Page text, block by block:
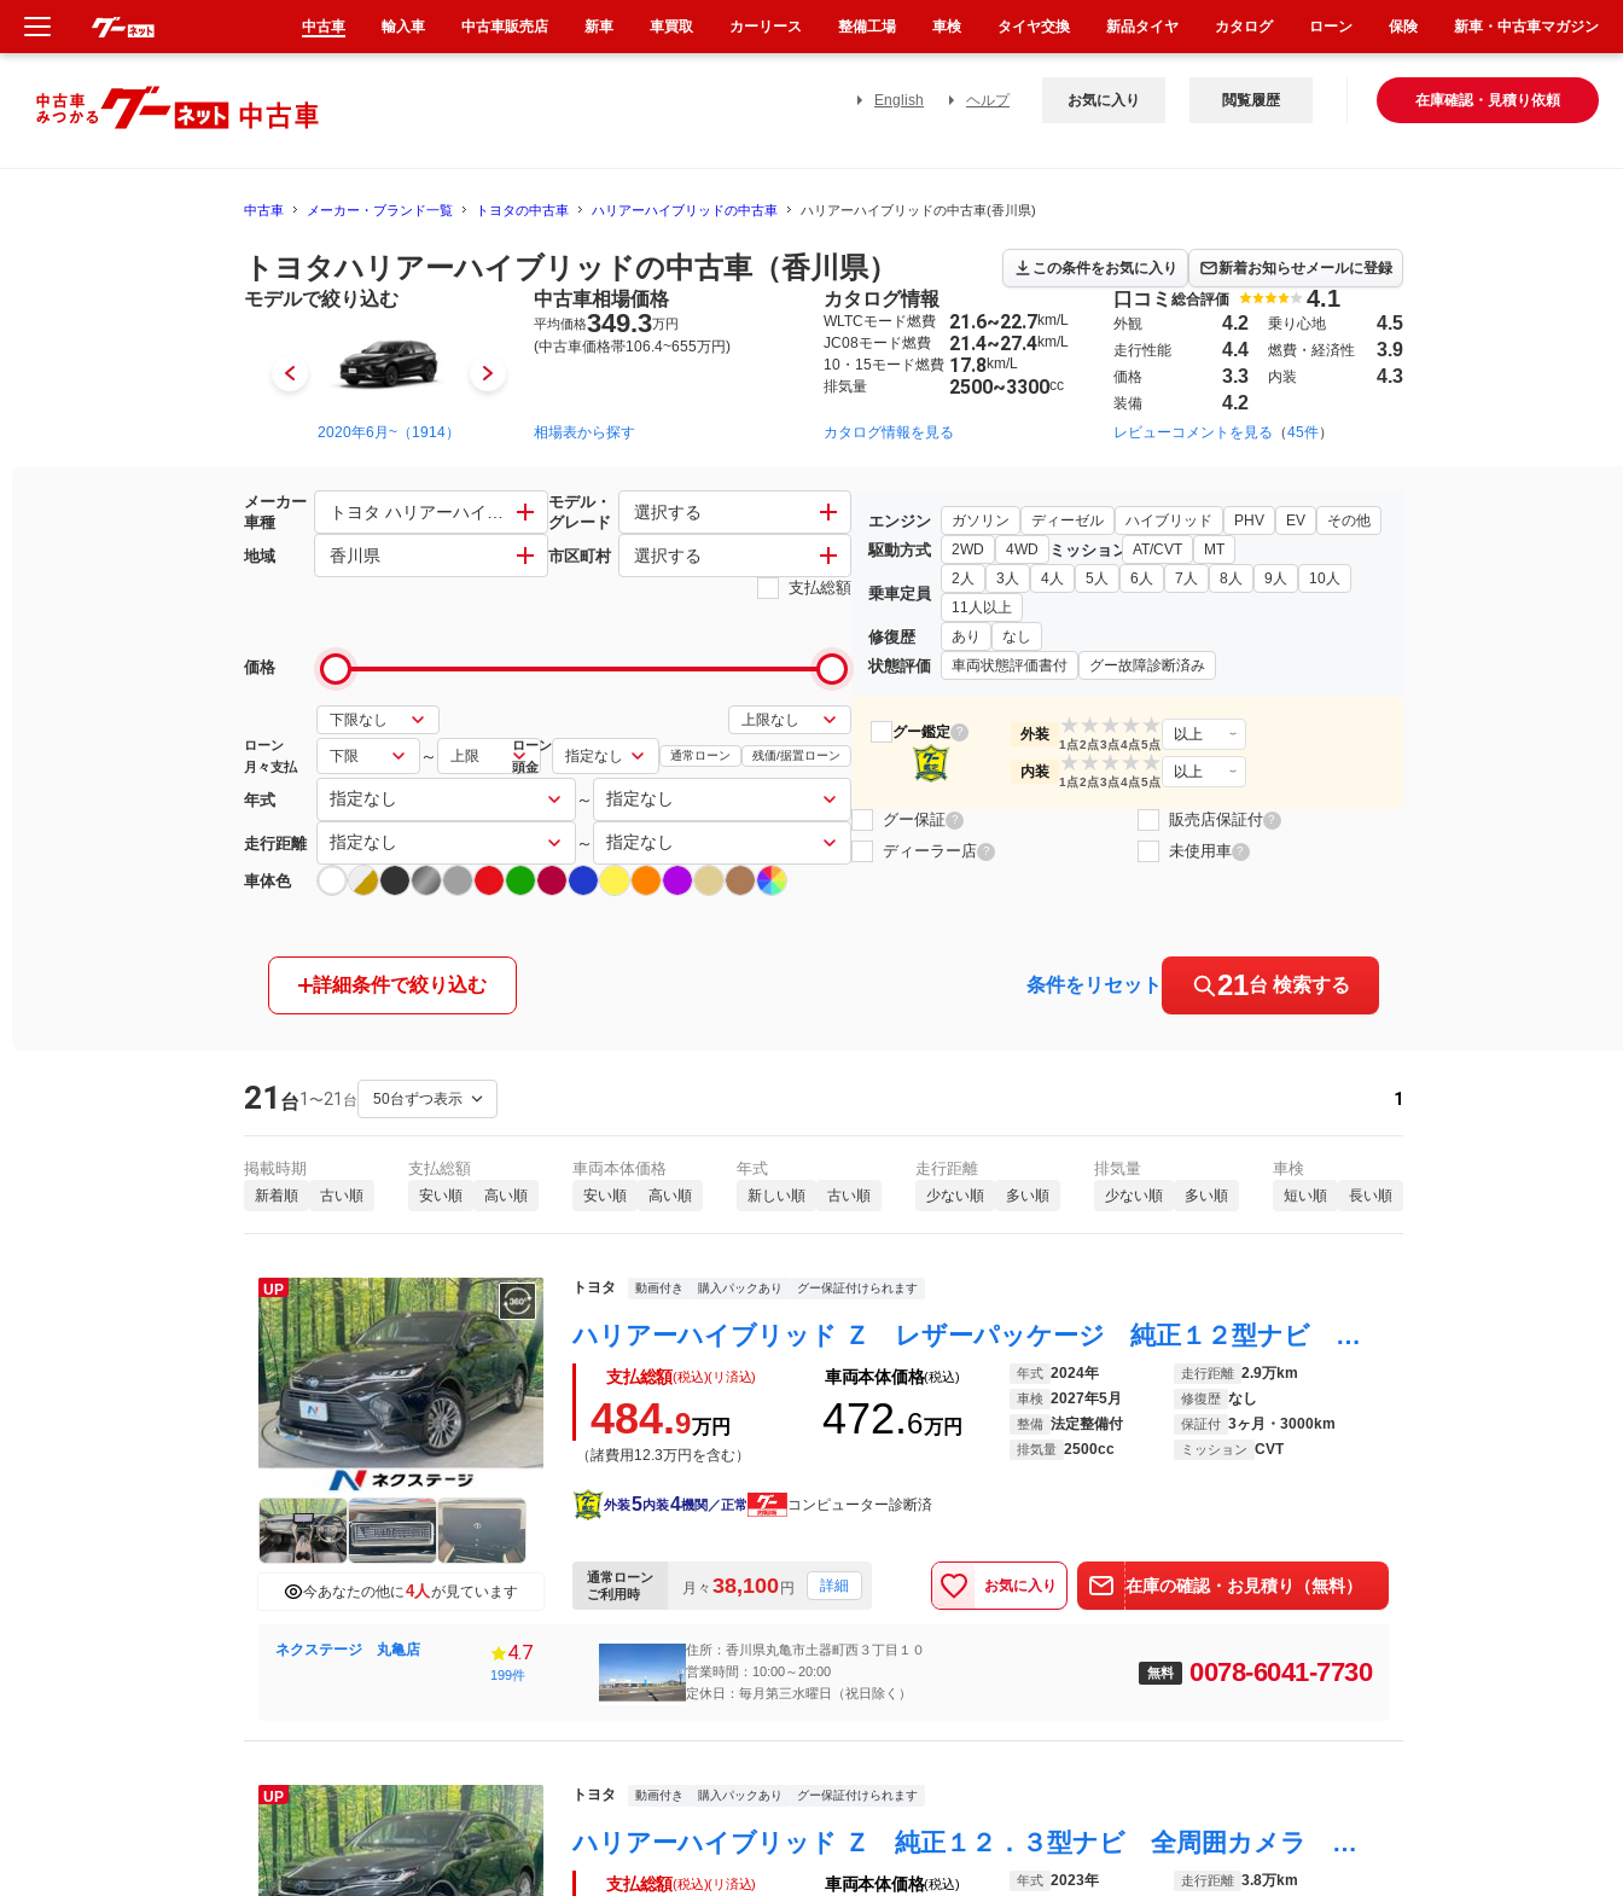
English ヘルプ 在庫確認・見積り依頼
お気に入り 閲覧履歴
中古車 メーカー・ブランド一覧 トヨタの中古車 ハリアーハイブリッドの中古車 ハリアーハイブリッドの中古車(香川県)
トヨタハリアーハイブリッドの中古車（香川県） この条件をお気に入り 新着お知らせメールに登録
モデルで絞り込む
2020年6月~（1914） 2014年1月~2020年6月（294） 2005年3月~2012年12月（5） 2020年6月~（1914）
中古車相場価格
平均価格349.3万円
(中古車価格帯106.4~655万円)
相場表から探す
カタログ情報
WLTCモード燃費 21.6~22.7km/L
JC08モード燃費
21.4~27.4km/L
10・15モード燃費 17.8km/L
排気量
2500~3300cc
カタログ情報を見る
口コミ 総合評価 4.1
外観 4.2 乗り心地 4.5
走行性能 4.4 燃費・経済性 3.9
価格 3.3 内装 4.3
装備 4.2
レビューコメントを見る （45件）
メーカー
車種
トヨタ ハリアーハイブリッド モデル・
グレード
選択する
地域 香川県 市区町村 選択する
支払総額
価格
ローン
月々支払
～
ローン
頭金
通常ローン 残価/据置ローン
年式 ～
走行距離 ～
車体色
エンジン ガソリン ディーゼル ハイブリッド PHV EV その他
駆動方式 2WD 4WD ミッション AT/CVT MT
乗車定員
2人 3人 4人 5人 6人 7人 8人 9人
10人
11人以上
修復歴 あり なし
状態評価 車両状態評価書付 グー故障診断済み
グー鑑定 ? 外装 ★
1点
★
2点
★
3点
★
4点
★
5点
以上
内装 ★
1点
★
2点
★
3点
★
4点
★
5点
以上
グー保証 ? 販売店保証付 ?
ディーラー店 ? 未使用車 ?
詳細条件で絞り込む 条件をリセット 21台 検索する
21 台1 〜21 台 1
掲載時期
新着順 古い順
支払総額
安い順 高い順
車両本体価格
安い順 高い順
年式
新しい順 古い順
走行距離
少ない順 多い順
排気量
少ない順 多い順
車検
短い順 長い順
UP
今あなたの他に4人が見ています
トヨタ 動画付き 購入パックあり グー保証付けられます
ハリアーハイブリッド Ｚ レザーパッケージ 純正１２型ナビ ガラスルーフ 全周囲カメラ 衝突被害軽減装置 レーダークルーズ 電動リアゲート レザーシート 前席シートエアコン ドラレコ コーナーセンサー ＬＥＤヘッド ＥＴＣ２．０
支払総額(税込)(リ済込)
484.9万円
（諸費用12.3万円を含む）
車両本体価格(税込)
472.6万円
年式 2024年 走行距離 2.9万km
車検 2027年5月 修復歴 なし
整備 法定整備付 保証付 3ヶ月・3000km
排気量 2500cc ミッション CVT
外装5内装4機関／正常 コンピューター診断済
通常ローン
ご利用時
月々 38,100円 詳細 お気に入り 在庫の確認・お見積り（無料）
ネクステージ 丸亀店 4.7
199件
住所：香川県丸亀市土器町西３丁目１０
営業時間：10:00～20:00
定休日：毎月第三水曜日（祝日除く）
無料 0078-6041-7730
UP トヨタ 動画付き 購入パックあり グー保証付けられます
ハリアーハイブリッド Ｚ 純正１２．３型ナビ 全周囲カメラ ＪＢＬサウンド 衝突軽減装置 レーダークルーズ ドラレコ 禁煙車 電動リアゲート ハーフレザーシート パワーシート コーナーセンサー スマートキー
支払総額(税込)(リ済込) 車両本体価格(税込) 年式 2023年 走行距離 3.8万km
中古車 輸入車 中古車販売店 新車 車買取 カーリース 整備工場 車検 タイヤ交換 新品タイヤ カタログ ローン 保険 新車・中古車マガジン
新車